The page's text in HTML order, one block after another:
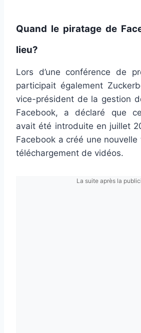
Quand le piratage de
lieu?
Lors d’une conférence de
participait également
vice-président de la gestion
Facebook, a déclaré que
avait été introduite en juillet
Facebook a créé une
téléchargement de vidéos.
La suite après la